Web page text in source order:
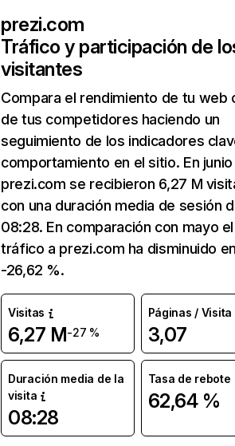
prezi.com
Tráfico y participación de
visitantes
Compara el rendimiento de tu web
de tus competidores haciendo un
seguimiento de los indicadores
comportamiento en el sitio. En junio
prezi.com se recibieron 6,27 M
con una duración media de sesión
08:28. En comparación con mayo el
tráfico a prezi.com ha disminuido
-26,62 %.
Visitas
6,27 M-27 %
Páginas / Visita
3,07
Duración media de la
visita
08:28
Tasa de rebote
62,64 %